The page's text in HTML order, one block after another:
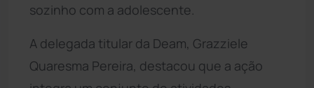
sozinho com a adolescente.
A delegada titular da Deam, Grazziele
Quaresma Pereira, destacou que a ação